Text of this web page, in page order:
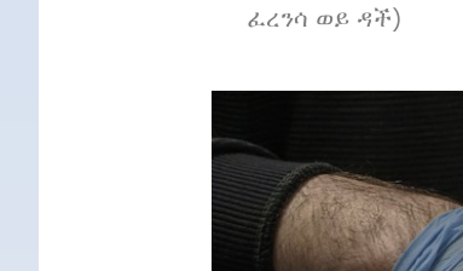
ፈረንሳ ወይ ዳች)